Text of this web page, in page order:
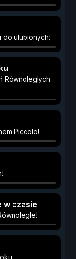
do ulubionych!
Równoległych
Piccolo!
w czasie